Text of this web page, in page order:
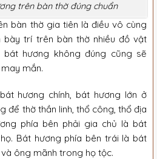
trên bàn thờ đúng chuẩn
bàn thờ gia tiên là điều vô cùng
bày trí trên bàn thờ nhiều đồ vật
hương không đúng cũng sẽ
mắn.
hương chính, bát hương lớn ở
để thờ thần linh, thổ công, thổ địa
phía bên phải gia chủ là bát
Bát hương phía bên trái là bát
ông mãnh trong họ tộc.